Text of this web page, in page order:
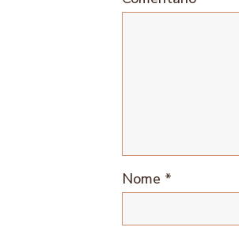
Nome *